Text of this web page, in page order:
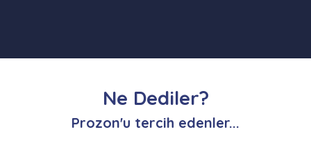
Ne Dediler?
Prozon'u tercih edenler...